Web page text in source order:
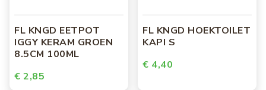
FL KNGD EETPOT
IGGY KERAM GROEN
8.5CM 100ML
€ 2,85
FL KNGD HOEKTOILET
KAPI S
€ 4,40